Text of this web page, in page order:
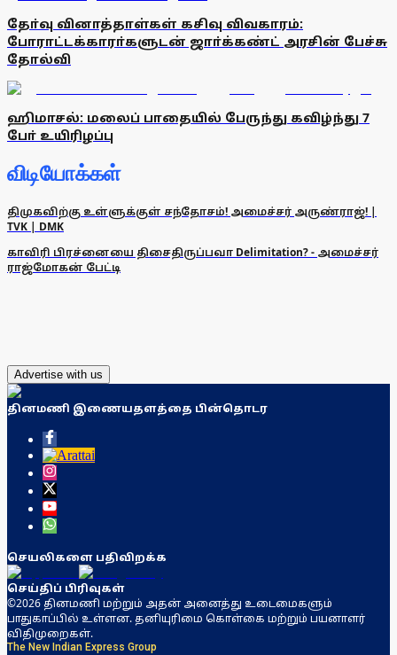
தோ்வு வினாத்தாள்கள் கசிவு விவகாரம்:
போராட்டக்காரா்களுடன் ஜாா்க்கண்ட் அரசின் பேச்சு
தோல்வி
ஹிமாசல்: மலைப் பாதையில் பேருந்து கவிழ்ந்து 7
போ் உயிரிழப்பு
விடியோக்கள்
திமுகவிற்கு உள்ளுக்குள் சந்தோசம்! அமைச்சர் அருண்ராஜ்! |
TVK | DMK
காவிரி பிரச்னையை திசைதிருப்பவா Delimitation? - அமைச்சர்
ராஜ்மோகன் பேட்டி
Advertise with us
தினமணி இணையதளத்தை பின்தொடர
செயலிகளை பதிவிறக்க
செய்திப் பிரிவுகள்
©2026 தினமணி மற்றும் அதன் அனைத்து உடைமைகளும்
பாதுகாப்பில் உள்ளன. தனியுரிமை கொள்கை மற்றும் பயனாளர்
விதிமுறைகள்.
The New Indian Express Group